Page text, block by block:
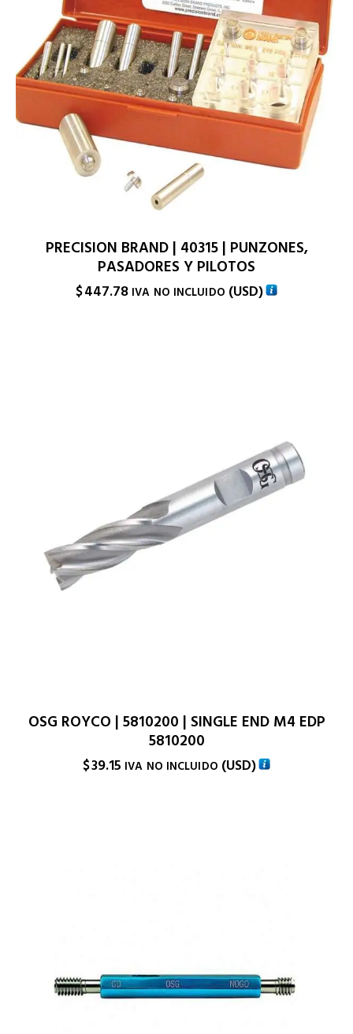
PRECISION BRAND | 40315 | PUNZONES,
PASADORES Y PILOTOS
$447.78 IVA NO INCLUIDO (USD)
OSG ROYCO | 5810200 | SINGLE END M4 EDP
5810200
$39.15 IVA NO INCLUIDO (USD)